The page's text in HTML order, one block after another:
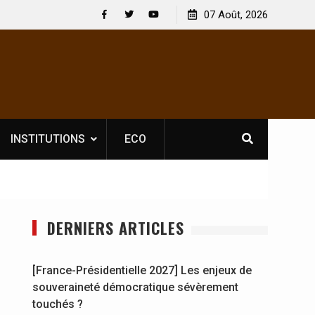
licence obligatoire pour les spectacles : En
l’opérateur culturel Soldat Jahboy se
[France-
souveraineté
07 Août, 2026
INSTITUTIONS ECO
DERNIERS ARTICLES
[France-Présidentielle 2027] Les enjeux de
souveraineté démocratique sévèrement
touchés ?